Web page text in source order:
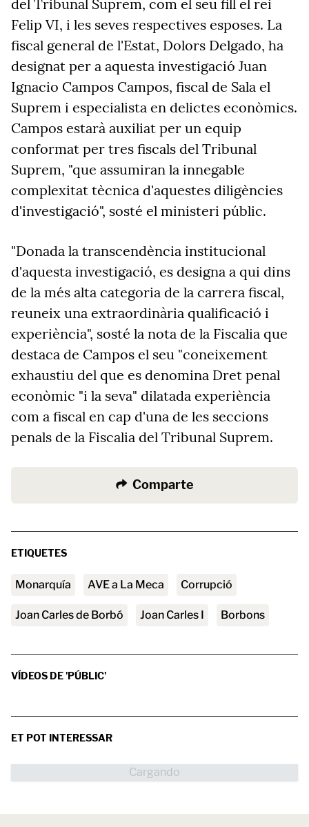
del Tribunal Suprem, com el seu fill el rei
Felip VI, i les seves respectives esposes. La
fiscal general de l'Estat, Dolors Delgado, ha
designat per a aquesta investigació Juan
Ignacio Campos Campos, fiscal de Sala el
Suprem i especialista en delictes econòmics.
Campos estarà auxiliat per un equip
conformat per tres fiscals del Tribunal
Suprem, "que assumiran la innegable
complexitat tècnica d'aquestes diligències
d'investigació", sosté el ministeri públic.
"Donada la transcendència institucional
d'aquesta investigació, es designa a qui dins
de la més alta categoria de la carrera fiscal,
reuneix una extraordinària qualificació i
experiència", sosté la nota de la Fiscalia que
destaca de Campos el seu "coneixement
exhaustiu del que es denomina Dret penal
econòmic "i la seva" dilatada experiència
com a fiscal en cap d'una de les seccions
penals de la Fiscalia del Tribunal Suprem.
Comparte
ETIQUETES
Monarquía AVE a La Meca corrupció
Joan Carles de Borbó Joan Carles I Borbons
VÍDEOS DE 'PÚBLIC'
ET POT INTERESSAR